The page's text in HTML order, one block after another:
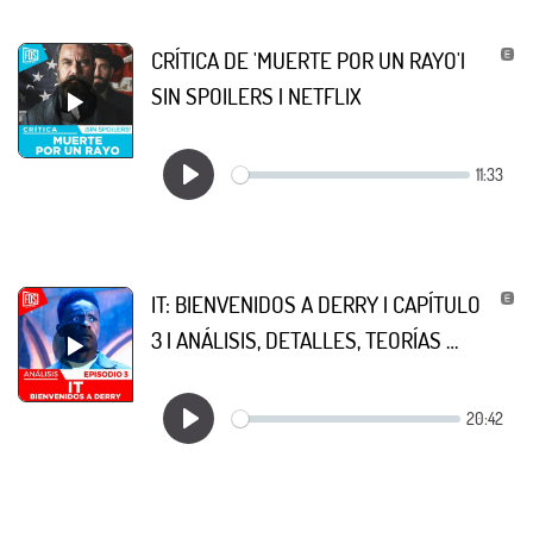
CRÍTICA DE 'MUERTE POR UN RAYO'|
SIN SPOILERS | NETFLIX
IT: BIENVENIDOS A DERRY | CAPÍTULO
3 | ANÁLISIS, DETALLES, TEORÍAS …